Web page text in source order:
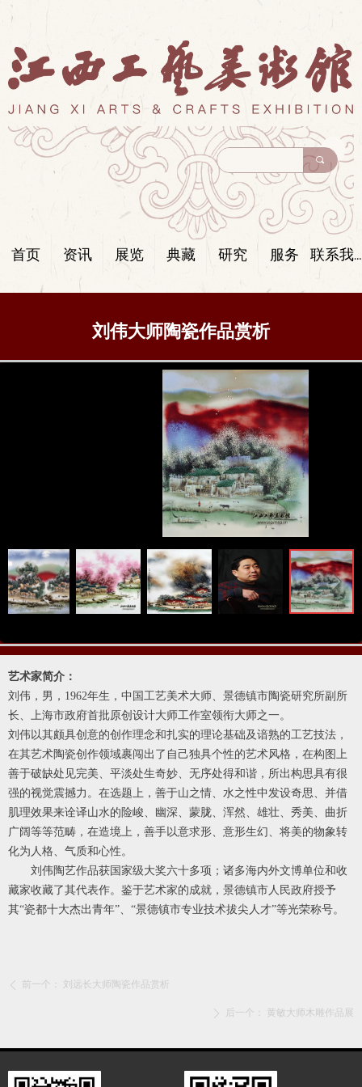
끠
首页 资讯 展览 典藏 研究 服务 联系我们
ꁆ ꁇ
刘伟大师陶瓷作品赏析
ꄴ 前一个： 刘远长大师陶瓷作品赏析
ꄲ 后一个： 黄敏大师木雕作品展
艺术家简介：
刘伟，男，1962年生，中国工艺美术大师、景德镇市陶瓷研究所副所
长、上海市政府首批原创设计大师工作室领衔大师之一。
刘伟以其颇具创意的创作理念和扎实的理论基础及谙熟的工艺技法，
在其艺术陶瓷创作领域裹闯出了自己独具个性的艺术风格，在构图上
善于破缺处见完美、平淡处生奇妙、无序处得和谐，所出构思具有很
强的视觉震撼力。在选题上，善于山之情、水之性中发设奇思、并借
肌理效果来诠译山水的险峻、幽深、蒙胧、浑然、雄壮、秀美、曲折
广阔等等范畴，在造境上，善手以意求形、意形生幻、将美的物象转
化为人格、气质和心性。
刘伟陶艺作品获国家级大奖六十多项；诸多海内外文博单位和收
藏家收藏了其代表作。鉴于艺术家的成就，景德镇市人民政府授予
其“瓷都十大杰出青年”、“景德镇市专业技术拔尖人才”等光荣称号。